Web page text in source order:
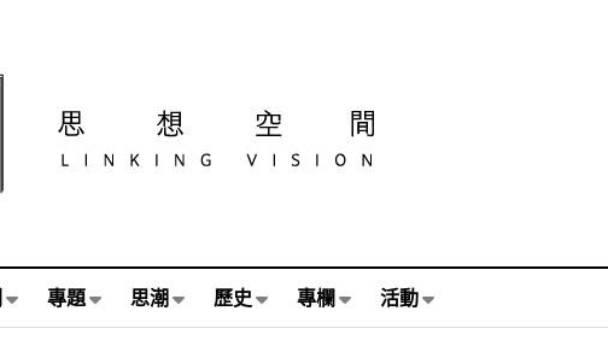
專題 思潮 歷史 專欄 活動